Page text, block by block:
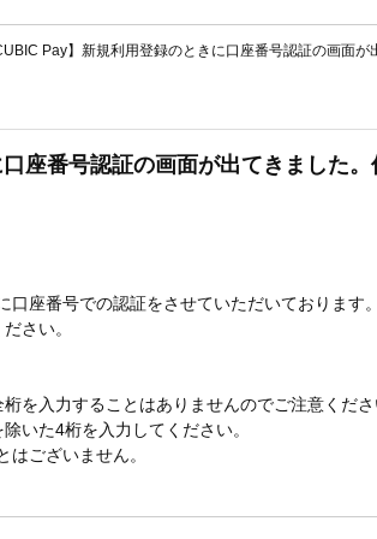
Pay】新規利用登録のときに口座番号認証の画面が
座番号認証の画面が出てきました
口座番号での認証をさせていただいております
さい。
を入力することはありませんのでご注意くだ
いた4桁を入力してください。
はございません。